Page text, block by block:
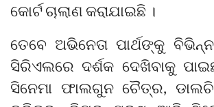
କୋର୍ଟ ଚାଲାଣ କରାଯାଇଛି ।
ତେବେ ଅଭିନେତା ପାର୍ଥଙ୍କୁ
ସିରିଏଲରେ ଦର୍ଶକ ଦେଖିବାକୁ
ସିନେମା ଫାଲଗୁନ ଚୈତ୍ର,